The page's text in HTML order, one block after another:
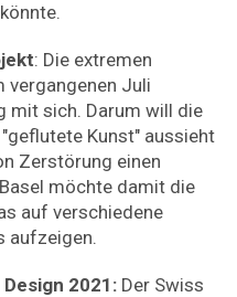
: Die extremen
vergangenen Juli
mit sich. Darum will die
Kunst" aussieht
Zerstörung einen
möchte damit die
auf verschiedene
aufzeigen.
2021: Der Swiss